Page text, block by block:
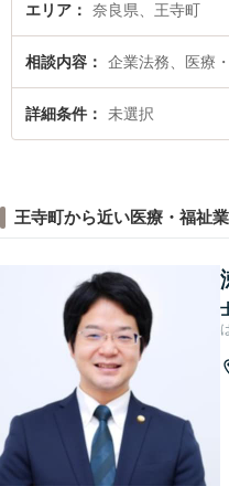
エリア 奈良県、王寺町
相談内容 企業法務、医療
詳細条件 未選択
王寺町から近い医療・福祉